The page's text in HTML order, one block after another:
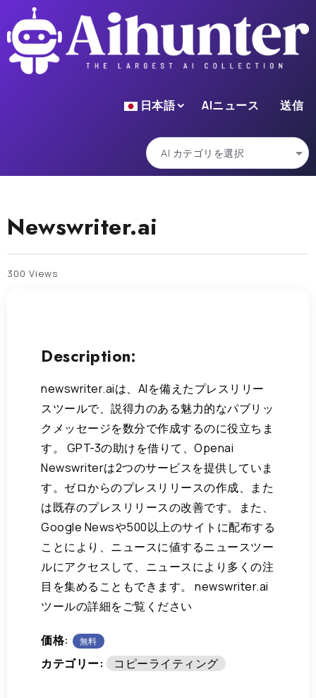
日本語 AIニュース 送信
Newswriter.ai
300 Views
Description:
newswriter.aiは、AIを備えたプレスリリー
スツールで、説得力のある魅力的なパブリッ
クメッセージを数分で作成するのに役立ちま
す。 GPT-3の助けを借りて、Openai
Newswriterは2つのサービスを提供していま
す。ゼロからのプレスリリースの作成、また
は既存のプレスリリースの改善です。また、
Google Newsや500以上のサイトに配布する
ことにより、ニュースに値するニュースツー
ルにアクセスして、ニュースにより多くの注
目を集めることもできます。 newswriter.ai
ツールの詳細をご覧ください
価格: 無料
カテゴリー: コピーライティング